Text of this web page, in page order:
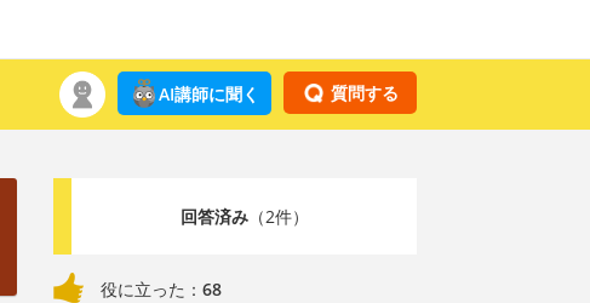
質問する
AI講師に聞く
回答済み（2件）
役に立った： 68